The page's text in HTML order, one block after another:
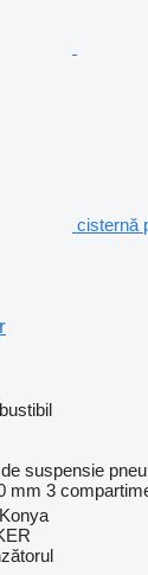
cisternă
suspensie
mm 3